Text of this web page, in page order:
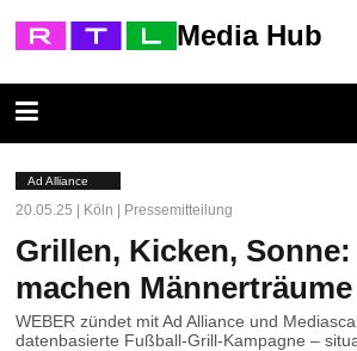
Media Hub
Ad Alliance
20.05.25 | Köln | Pressemitteilung
Grillen, Kicken, Sonne:
machen
WEBER zündet mit Ad Alliance und
datenbasierte Fußball-Grill-Kampagne –